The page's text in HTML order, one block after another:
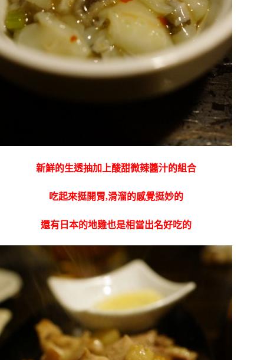
新鮮的生透抽加上酸甜微辣醬汁的組合
吃起來挺開胃,滑溜的感覺挺妙的
還有日本的地雞也是相當出名好吃的